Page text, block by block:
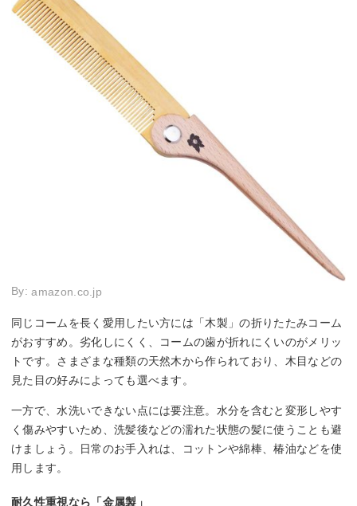
By:amazon.co.jp
同じコームを長く愛用したい方には「木製」の折りたたみコーム
がおすすめ。劣化しにくく、コームの歯が折れにくいのがメリッ
トです。さまざまな種類の天然木から作られており、木目などの
見た目の好みによっても選べます。
一方で、水洗いできない点には要注意。水分を含むと変形しやす
く傷みやすいため、洗髪後などの濡れた状態の髪に使うことも避
けましょう。日常のお手入れは、コットンや綿棒、椿油などを使
用します。
耐久性重視なら「金属製」